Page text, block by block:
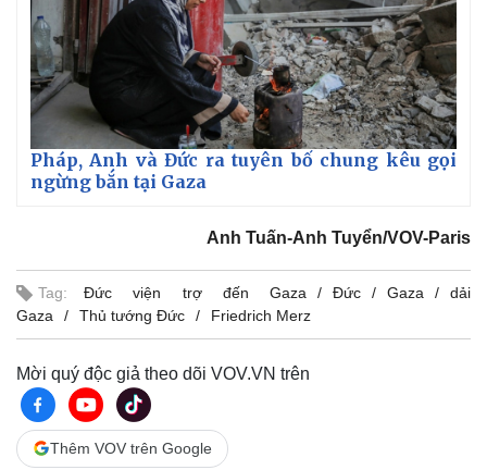
Thế giới
Quan sát
Cuộc sống đó đây
Multimedia
Video
Ảnh
E-Magazine
Infographic
Pháp, Anh và Đức ra tuyên bố chung kêu gọi
ngừng bắn tại Gaza
Anh Tuấn-Anh Tuyển/VOV-Paris
Tag: Đức viện trợ đến Gaza Đức Gaza
dải
Gaza
Thủ tướng Đức Friedrich Merz
Mời quý độc giả theo dõi VOV.VN trên
Thêm VOV trên Google